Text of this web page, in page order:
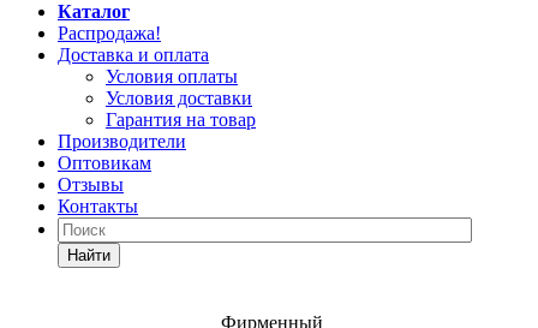
Каталог
Распродажа!
Доставка и оплата
Условия оплаты
Условия доставки
Гарантия на товар
Производители
Оптовикам
Отзывы
Контакты
Найти
Фирменный